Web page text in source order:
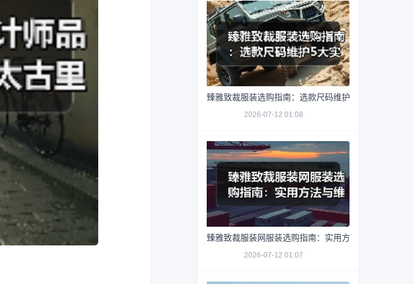
臻雅致裁服装选购指南：选款尺码维护5大实用方法
2026-07-12 01:08
臻雅致裁服装网服装选购指南：实用方法与维护技巧
2026-07-12 01:07